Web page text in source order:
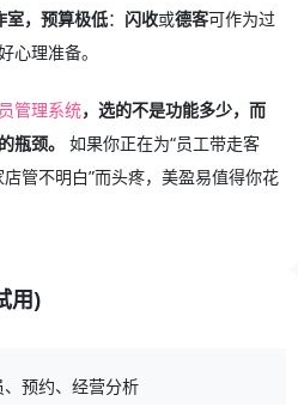
室，预算极低： 闪收或德客可作为过
心理准备。
管理系统，选的不是功能多少，而
瓶颈。
如果你正在为“员工带走客
店管不明白”而头疼，美盈易值得你花
用)
、预约、经营分析